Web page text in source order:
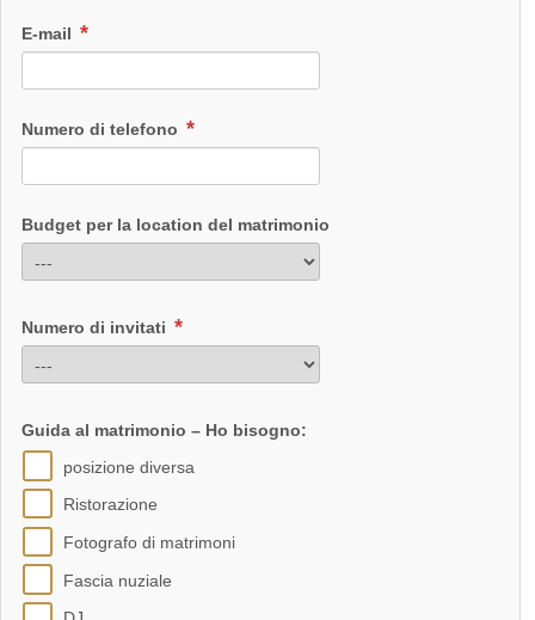
E-mail
Numero di telefono
Budget per la location del matrimonio
Numero di invitati
Guida al matrimonio – Ho bisogno:
posizione diversa
Ristorazione
Fotografo di matrimoni
Fascia nuziale